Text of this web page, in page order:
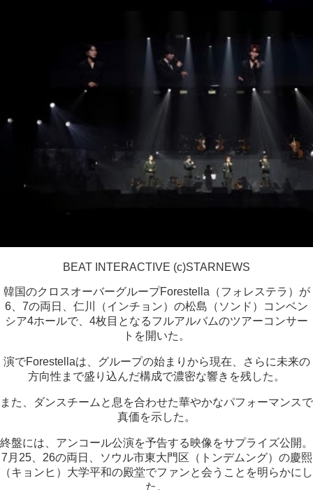
BEAT INTERACTIVE (c)STARNEWS
韓国のクロスオーバーグループForestella（フォレステラ）が
6、7の両日、仁川（インチョン）の松島（ソンド）コンベン
シア4ホールで、4枚目となるフルアルバムのツアーコンサー
トを開いた。
演でForestellaは、グループの始まりから現在、さらに未来の
方向性まで盛り込んだ構成で濃密な響きを残した。
また、ダンスチームと息を合わせた華やかなパフォーマンスで
真価を示した。
終盤には、アンコール公演を予告する映像をサプライズ公開。
7月25、26の両日、ソウル市東大門区（トンデムング）の慶熙
（キョンヒ）大学平和の殿堂でファンと会うことを明らかにし
た。